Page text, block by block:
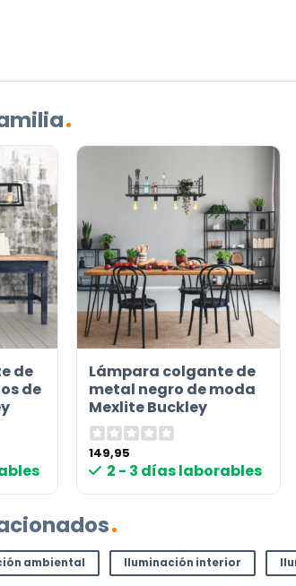
idiomas
PREGUNTA?
comunicarse con nosotros por
info@lamparas-en-linea.es.
de
de
Lámpara colgante de
metal negro de moda
Mexlite Buckley
149,95
2 - 3 días laborables
ambiental Iluminación interior